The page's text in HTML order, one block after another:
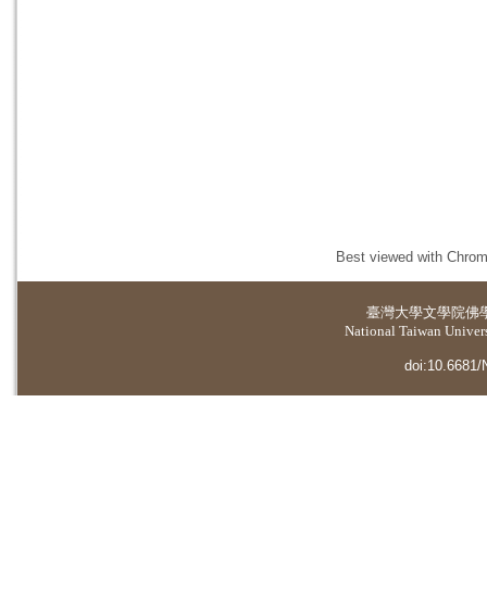
Best viewed with
臺灣大學文學院佛
National Taiwan
doi:10.6681/